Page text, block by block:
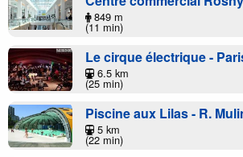
849 m
(11 min)
Le cirque électrique -
6.5 km
(25 min)
Piscine aux Lilas - R.
5 km
(22 min)